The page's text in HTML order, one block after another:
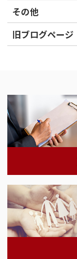
その他
旧ブログページ